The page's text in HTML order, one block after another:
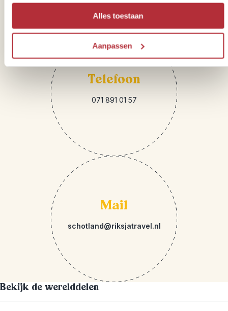
Alles toestaan
Aanpassen
Sparren of heb je vragen?
Telefoon
071 891 01 57
Mail
schotland@riksjatravel.nl
Bekijk de werelddelen